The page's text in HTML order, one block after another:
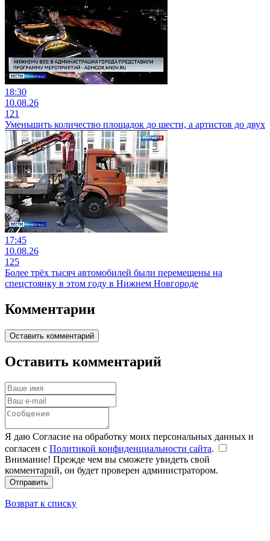
18:30
10.08.26
121
Уменьшить количество площадок до шести, а артистов до двух
17:45
10.08.26
125
Более трёх тысяч автомобилей были перемещены на
спецстоянку в этом году в Нижнем Новгороде
Комментарии
Оставить комментарий
Оставить комментарий
Я даю Согласие на обработку моих персональных данных и
согласен с Политикой конфиденциальности сайта.
Внимание! Прежде чем вы сможете увидеть свой
комментарий, он будет проверен администратором.
Отправить
Возврат к списку